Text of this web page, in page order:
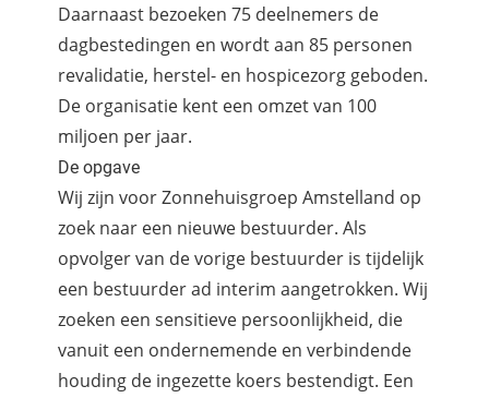
Daarnaast bezoeken 75 deelnemers de
dagbestedingen en wordt aan 85 personen
revalidatie, herstel- en hospicezorg geboden.
De organisatie kent een omzet van 100
miljoen per jaar.
De opgave
Wij zijn voor Zonnehuisgroep Amstelland op
zoek naar een nieuwe bestuurder. Als
opvolger van de vorige bestuurder is tijdelijk
een bestuurder ad interim aangetrokken. Wij
zoeken een sensitieve persoonlijkheid, die
vanuit een ondernemende en verbindende
houding de ingezette koers bestendigt. Een